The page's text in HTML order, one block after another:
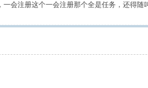
会注册这个一会注册那个全是任务，还得随